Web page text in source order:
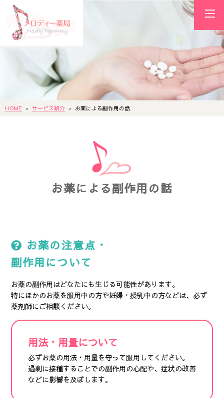
HOME サービス紹介 お薬による副作用の話
お薬による副作用の話
お薬の注意点・
副作用について
お薬の副作用はどなたにも生じる可能性があります。
特にほかのお薬を服用中の方や妊婦・授乳中の方などは、必ず
薬剤師にご相談ください。
用法・用量について
必ずお薬の用法・用量を守って服用してください。
過剰に接種することでの副作用の心配や、症状の改善
などに影響を及ぼします。